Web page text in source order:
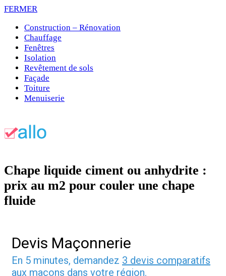
FERMER
Construction – Rénovation
Chauffage
Fenêtres
Isolation
Revêtement de sols
Façade
Toiture
Menuiserie
Chape liquide ciment ou anhydrite :
prix au m2 pour couler une chape
fluide
Devis Maçonnerie
En 5 minutes, demandez 3 devis comparatifs
aux maçons dans votre région.